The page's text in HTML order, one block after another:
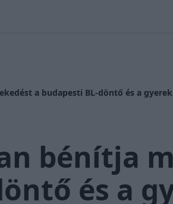
a budapesti BL-döntő és a
bénítja
és a